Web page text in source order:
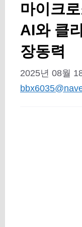
마이크
AI와 클
장동력
2025년 08월